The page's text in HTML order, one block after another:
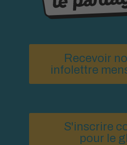
Recevoir
infolettre
S'inscrire
pour le